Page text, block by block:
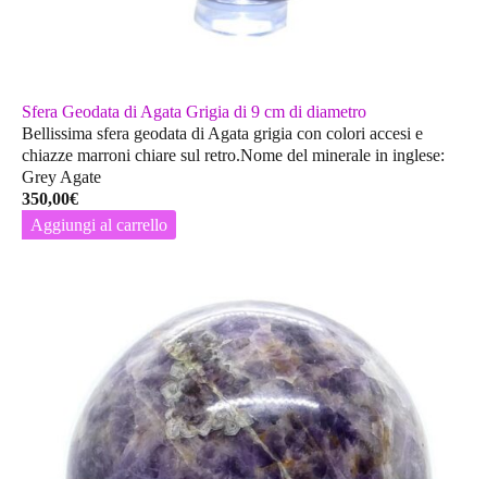
Sfera Geodata di Agata Grigia di 9 cm di diametro
Bellissima sfera geodata di Agata grigia con colori accesi e
chiazze marroni chiare sul retro.Nome del minerale in inglese:
Grey Agate
350,00€
Aggiungi al carrello